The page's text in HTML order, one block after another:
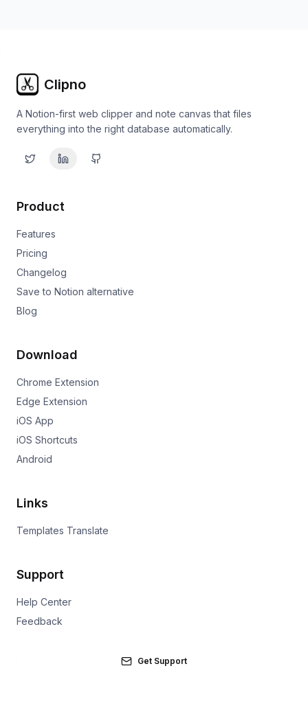
Clipno
A Notion-first web clipper and note canvas that files
everything into the right database automatically.
Product
Features
Pricing
Changelog
Save to Notion alternative
Blog
Download
Chrome Extension
Edge Extension
iOS App
iOS Shortcuts
Android
Links
Templates Translate
Support
Help Center
Feedback
Get Support